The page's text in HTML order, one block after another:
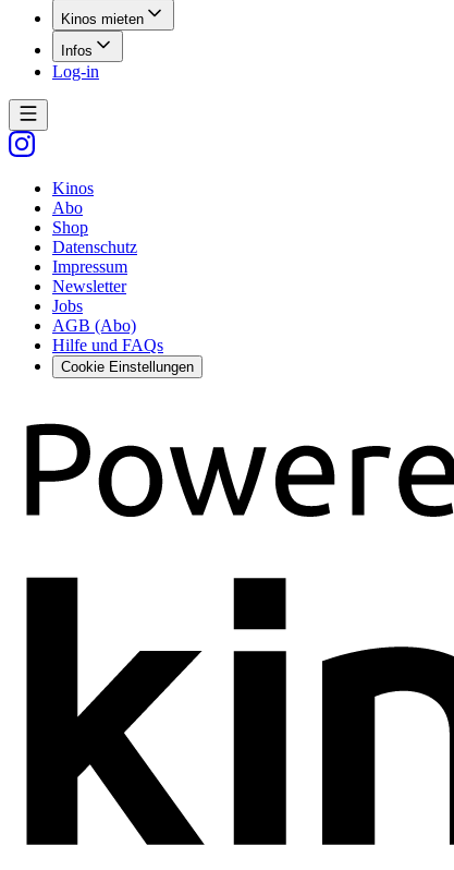
Kinos mieten
Infos
Log-in
Kinos
Abo
Shop
Datenschutz
Impressum
Newsletter
Jobs
AGB (Abo)
Hilfe und FAQs
Cookie Einstellungen